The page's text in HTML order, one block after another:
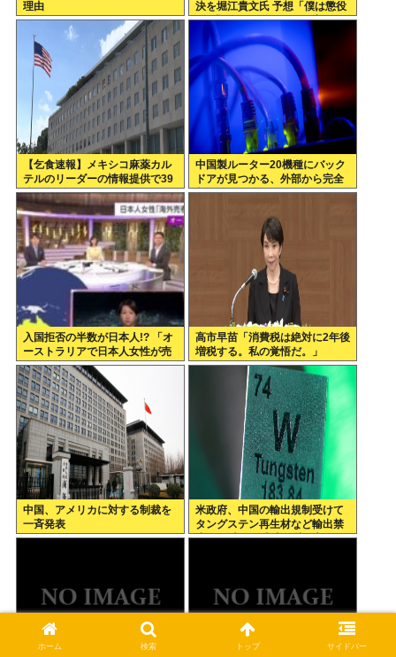
理由
決を堀江貴文氏 予想「僕は懲役
4年求刑され 2年6か月の実刑だ
ったが…」
【乞食速報】メキシコ麻薬カル
テルのリーダーの情報提供で39
億円急げ！
中国製ルーター20機種にバック
ドアが見つかる、外部から完全
制御される恐れ
入国拒否の半数が日本人!? 「オ
ーストラリアで日本人女性が売
春」
高市早苗「消費税は絶対に2年後
増税する。私の覚悟だ。」
中国、アメリカに対する制裁を
一斉発表
米政府、中国の輸出規制受けて
タングステン再生材など輸出禁
止へ 日本さん米中に挟み撃ちさ
ホーム 検索 トップ サイドバー